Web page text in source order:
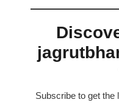
Subscribe to get the